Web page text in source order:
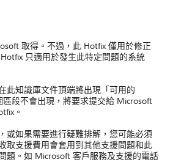
取得。不過，此 Hotfix 僅用於修正
只適用於發生此特定問題的系統
此知識庫文件頂端將出現「可用的
段不會出現，將要求提交給 Microsoft
。
或如果需要進行疑難排解，您可能必須
取支援費用會套用到其他支援問題和此
題。如 Microsoft 客戶服務及支援的電話